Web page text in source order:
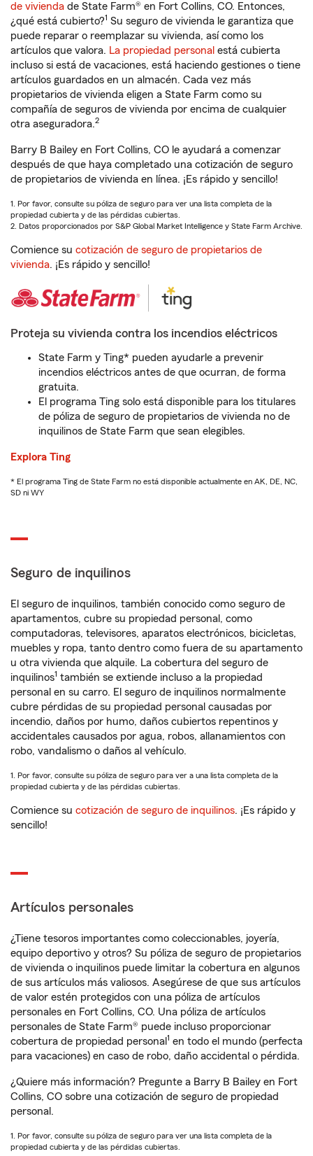
de vivienda de State Farm® en Fort Collins, CO. Entonces,
¿qué está cubierto?1 Su seguro de vivienda le garantiza que
puede reparar o reemplazar su vivienda, así como los
artículos que valora. La propiedad personal está cubierta
incluso si está de vacaciones, está haciendo gestiones o tiene
artículos guardados en un almacén. Cada vez más
propietarios de vivienda eligen a State Farm como su
compañía de seguros de vivienda por encima de cualquier
otra aseguradora.2
Barry B Bailey en Fort Collins, CO le ayudará a comenzar
después de que haya completado una cotización de seguro
de propietarios de vivienda en línea. ¡Es rápido y sencillo!
1. Por favor, consulte su póliza de seguro para ver una lista completa de la
propiedad cubierta y de las pérdidas cubiertas.
2. Datos proporcionados por S&P Global Market Intelligence y State Farm Archive.
Comience su cotización de seguro de propietarios de
vivienda. ¡Es rápido y sencillo!
Proteja su vivienda contra los incendios eléctricos
State Farm y Ting* pueden ayudarle a prevenir
incendios eléctricos antes de que ocurran, de forma
gratuita.
El programa Ting solo está disponible para los titulares
de póliza de seguro de propietarios de vivienda no de
inquilinos de State Farm que sean elegibles.
Explora Ting
* El programa Ting de State Farm no está disponible actualmente en AK, DE, NC,
SD ni WY
Seguro de inquilinos
El seguro de inquilinos, también conocido como seguro de
apartamentos, cubre su propiedad personal, como
computadoras, televisores, aparatos electrónicos, bicicletas,
muebles y ropa, tanto dentro como fuera de su apartamento
u otra vivienda que alquile. La cobertura del seguro de
inquilinos1 también se extiende incluso a la propiedad
personal en su carro. El seguro de inquilinos normalmente
cubre pérdidas de su propiedad personal causadas por
incendio, daños por humo, daños cubiertos repentinos y
accidentales causados por agua, robos, allanamientos con
robo, vandalismo o daños al vehículo.
1. Por favor, consulte su póliza de seguro para ver a una lista completa de la
propiedad cubierta y de las pérdidas cubiertas.
Comience su cotización de seguro de inquilinos. ¡Es rápido y
sencillo!
Artículos personales
¿Tiene tesoros importantes como coleccionables, joyería,
equipo deportivo y otros? Su póliza de seguro de propietarios
de vivienda o inquilinos puede limitar la cobertura en algunos
de sus artículos más valiosos. Asegúrese de que sus artículos
de valor estén protegidos con una póliza de artículos
personales en Fort Collins, CO. Una póliza de artículos
personales de State Farm® puede incluso proporcionar
cobertura de propiedad personal 1 en todo el mundo (perfecta
para vacaciones) en caso de robo, daño accidental o pérdida.
¿Quiere más información? Pregunte a Barry B Bailey en Fort
Collins, CO sobre una cotización de seguro de propiedad
personal.
1. Por favor, consulte su póliza de seguro para ver una lista completa de la
propiedad cubierta y de las pérdidas cubiertas.